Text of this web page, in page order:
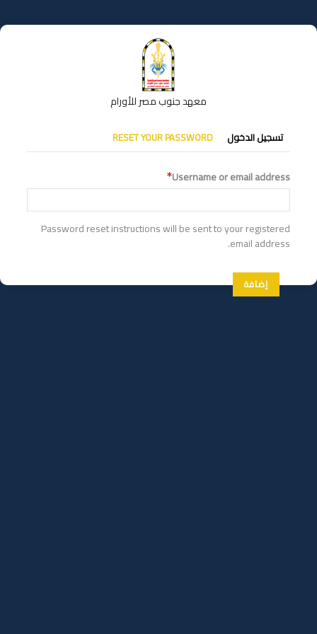
إلى
المحتوى
معهد جنوب مصر للأورام
التبويبات
الأساسية
تسجيل الدخول RESET YOUR PASSWORD
Username or email address
Password reset instructions will be sent to your registered
email address.